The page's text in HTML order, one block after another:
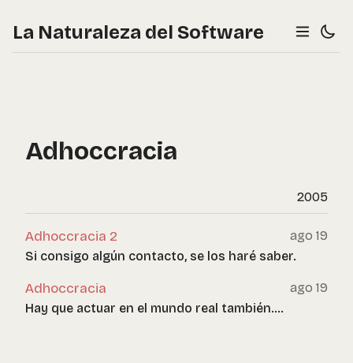
La Naturaleza del Software
Adhoccracia
2005
Adhoccracia 2
ago 19
Si consigo algún contacto, se los haré saber.
Adhoccracia
ago 19
Hay que actuar en el mundo real también.…